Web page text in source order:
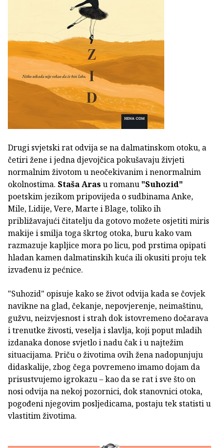
Drugi svjetski rat odvija se na dalmatinskom otoku, a
četiri žene i jedna djevojčica pokušavaju živjeti
normalnim životom u neočekivanim i nenormalnim
okolnostima. Staša Arasu romanu "Suhozid"
poetskim jezikom pripovijeda o sudbinama Anke,
Mile, Lidije, Vere, Marte i Blage, toliko ih
približavajući čitatelju da gotovo možete osjetiti miris
makije i smilja toga škrtog otoka, buru kako vam
razmazuje kapljice mora po licu, pod prstima opipati
hladan kamen dalmatinskih kuća ili okusiti proju tek
izvađenu iz pećnice.
"Suhozid" opisuje kako se život odvija kada se čovjek
navikne na glad, čekanje, nepovjerenje, neimaštinu,
gužvu, neizvjesnost i strah dok istovremeno dočarava
i trenutke živosti, veselja i slavlja, koji poput mladih
izdanaka donose svjetlo i nadu čak i u najtežim
situacijama. Priču o životima ovih žena nadopunjuju
didaskalije, zbog čega povremeno imamo dojam da
prisustvujemo igrokazu – kao da se rat i sve što on
nosi odvija na nekoj pozornici, dok stanovnici otoka,
pogođeni njegovim posljedicama, postaju tek statisti u
vlastitim životima.